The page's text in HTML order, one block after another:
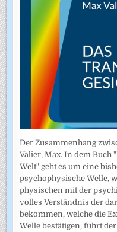
Der Zusammenhang
Valier, Max. In dem Buch
Welt" geht es um eine
psychophysische Welle,
physischen mit der
volles Verständnis der
bekommen, welche die
Welle bestätigen, führt